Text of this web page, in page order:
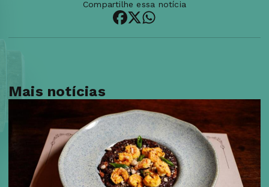
Compartilhe essa notícia
Mais notícias